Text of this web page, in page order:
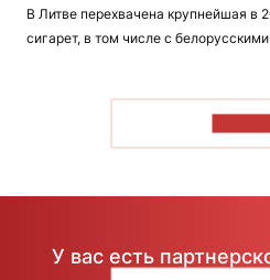
В Литве перехвачена крупнейшая в
сигарет, в том числе с
У вас есть